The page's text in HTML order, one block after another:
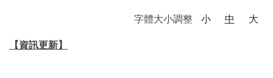
字體大小調整 小 中 大
【資訊更新】